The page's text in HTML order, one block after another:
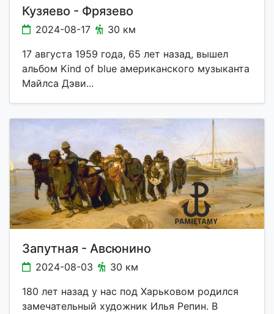
Кузяево - Фрязево
2024-08-17
30 км
17 августа 1959 года, 65 лет назад, вышел
альбом Kind of blue американского музыканта
Майлса Дэви...
Запутная - Авсюнино
2024-08-03
30 км
180 лет назад у нас под Харьковом родился
замечательный художник Илья Репин. В